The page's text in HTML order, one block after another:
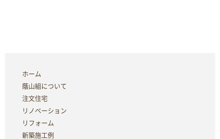
ホーム
蔭山組について
注文住宅
リノベーション
リフォーム
新築施工例